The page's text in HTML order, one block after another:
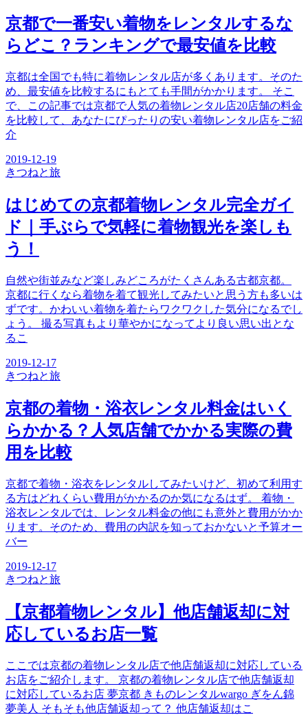
京都で一番安い着物をレンタルするな
らどこ？ランキングで最安値を比較
京都は全国でも特に着物レンタル店が多くあります。そのた
め、最安値を比較するにもとても手間がかかります。 そこ
で、この記事では京都で人気の着物レンタル店20店舗の料金
を比較して、あなたにぴったりの安い着物レンタル店をご紹
介
2019-12-19
きつねと旅
はじめての京都着物レンタル完全ガイ
ド｜手ぶらで気軽に着物観光を楽しも
う！
自然や街並みなど楽しみどころがたくさんある古都京都。
京都に行くなら着物を着て観光してみたいと思う方も多いは
ずです。かわいい着物を着たらワクワクした気分になるでし
ょう。 撮る写真もより華やかになってより良い思い出とな
るこ
2019-12-17
きつねと旅
京都の着物・浴衣レンタル料金はいく
らかかる？人気店舗でかかる実際の費
用を比較
京都で着物・浴衣をレンタルしてみたいけど、初めて利用す
る方はどれくらい費用がかかるのか気になるはず。 着物・
浴衣レンタルでは、レンタル料金の他にも意外と費用がかか
ります。そのため、費用の内訳を知っておかないと予算オー
バー
2019-12-17
きつねと旅
【京都着物レンタル】他店舗返却に対
応しているお店一覧
ここでは京都の着物レンタル店で他店舗返却に対応している
お店をご紹介します。 京都の着物レンタル店で他店舗返却
に対応しているお店 夢京都 きものレンタルwargo ぎをん錦
夢美人 そもそも他店舗返却って？ 他店舗返却はこ